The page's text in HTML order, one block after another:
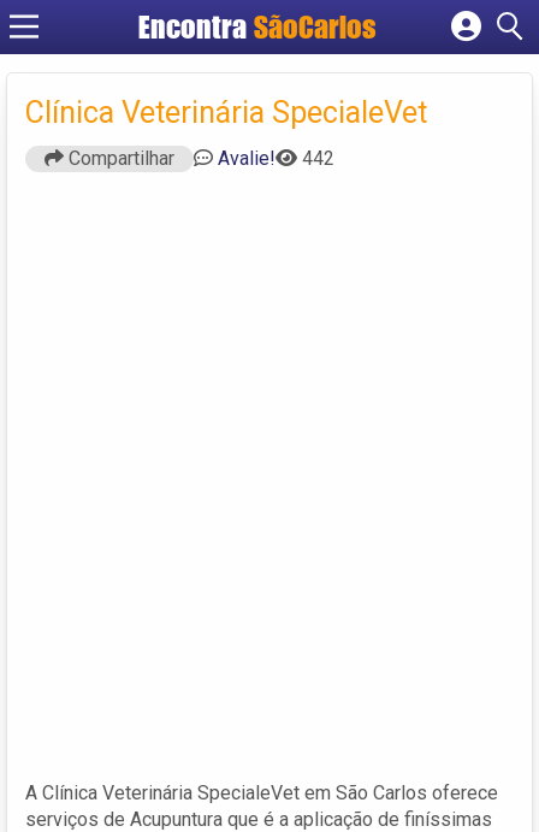
EncontraSãoCarlos
Cadastrar empresa
Criar conta
Clínica Veterinária SpecialeVet
Compartilhar Avalie! 442
A Clínica Veterinária SpecialeVet em São Carlos oferece
serviços de Acupuntura que é a aplicação de finíssimas